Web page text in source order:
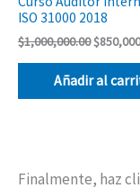
ISO 31000 2018
$1,000,000.00$
Añadir al
Finalmente, haz